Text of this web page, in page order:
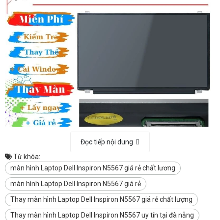
Dịch Vụ:
Nhận ship hàng trênToàn Quốc, thời gian nhận hàng từ
Đọc tiếp nội dung
Từ khóa:
màn hình Laptop Dell Inspiron N5567 giá rẻ chất lương
màn hình Laptop Dell Inspiron N5567 giá rẻ
Thay màn hình Laptop Dell Inspiron N5567 giá rẻ chất lượng
Thay màn hình Laptop Dell Inspiron N5567 uy tín tại đà nẵng